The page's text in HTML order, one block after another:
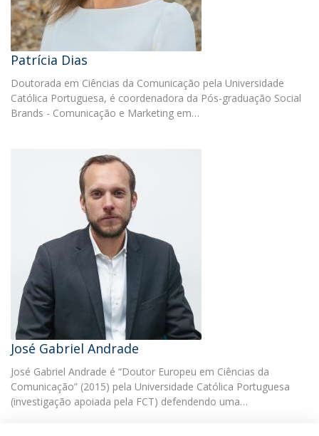
Patrícia Dias
Doutorada em Ciências da Comunicação pela Universidade
Católica Portuguesa, é coordenadora da Pós-graduação Social
Brands - Comunicação e Marketing em…
José Gabriel Andrade
José Gabriel Andrade é “Doutor Europeu em Ciências da
Comunicação” (2015) pela Universidade Católica Portuguesa
(investigação apoiada pela FCT) defendendo uma…